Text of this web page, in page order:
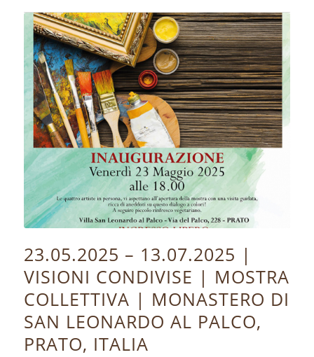
23.05.2025 – 13.07.2025 |
VISIONI CONDIVISE | MOSTRA
COLLETTIVA | MONASTERO DI
SAN LEONARDO AL PALCO,
PRATO, ITALIA